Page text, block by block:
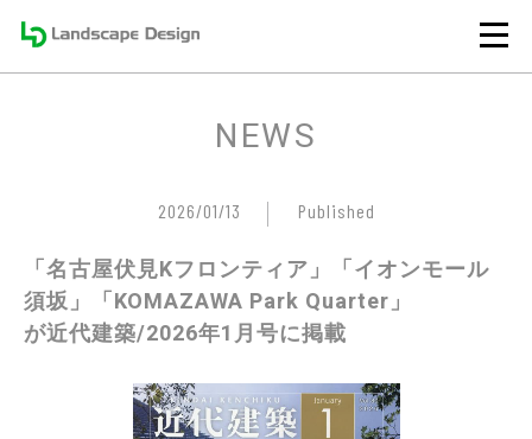
NEWS
2026/01/13 Published
「名古屋伏見Kフロンティア」「イオンモール
須坂」「KOMAZAWA Park Quarter」
が近代建築/2026年1月号に掲載